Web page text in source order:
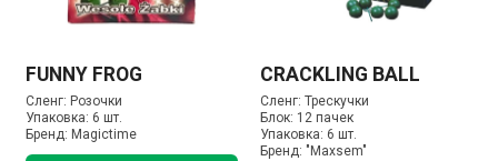
FUNNY FROG
Сленг: Розочки
Упаковка: 6 шт.
Бренд: Magictime
CRACKLING BALL
Сленг: Трескучки
Блок: 12 пачек
Упаковка: 6 шт.
Бренд: "Maxsem"